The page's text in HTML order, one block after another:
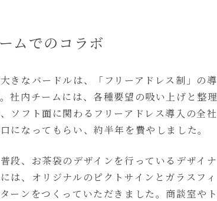
ムでのコラボ
きなバードルは、「フリーアドレス制」の導
社内チームには、各種要望の吸い上げと整理
ソフト面に関わるフリーアドレス導入の全社
になってもらい、約半年を費やしました。
段、お茶袋のデザインを行っているデザイナ
は、オリジナルのピクトサインとガラスフィ
ーンをつくっていただきました。商談室やト